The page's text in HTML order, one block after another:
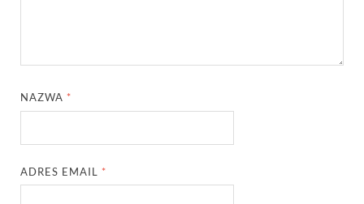
NAZWA *
ADRES EMAIL *